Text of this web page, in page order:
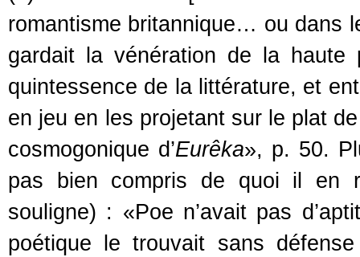
romantisme britannique… ou dans
gardait la vénération de la haute
quintessence de la littérature, et
en jeu en les projetant sur le plat
cosmogonique d’Eurêka», p. 50.
pas bien compris de quoi il en
souligne) : «Poe n’avait pas
poétique le trouvait sans